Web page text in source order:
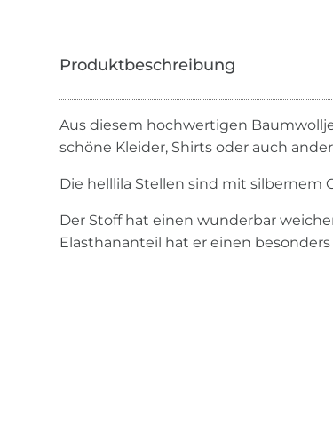
Aus diesem hochwertigen
schöne Kleider, Shirts oder auch
Die helllila Stellen sind mit silbernem
Der Stoff hat einen wunderbar
Elasthananteil hat er einen